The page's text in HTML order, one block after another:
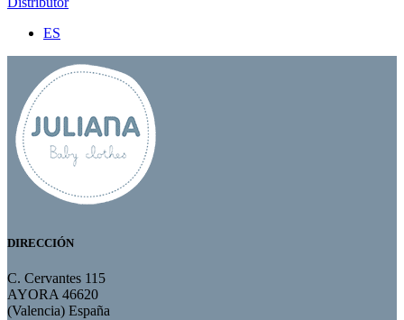
ES
DIRECCIÓN
C. Cervantes 115
AYORA 46620
(Valencia) España